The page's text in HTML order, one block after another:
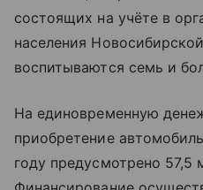
состоящих на учёте в
населения
воспитываются семь и
На единовременную
приобретение
году предусмотрено 57,5